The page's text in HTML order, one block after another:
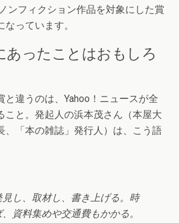
ンフィクション作品を対象にした賞
っています。
あったことはおもしろ
と違うのは、Yahoo！ニュースが全
こと。発起人の浜本茂さん（本屋大
、「本の雑誌」発行人）は、こう語
見し、取材し、書き上げる。時
資料集めや交通費もかかる。